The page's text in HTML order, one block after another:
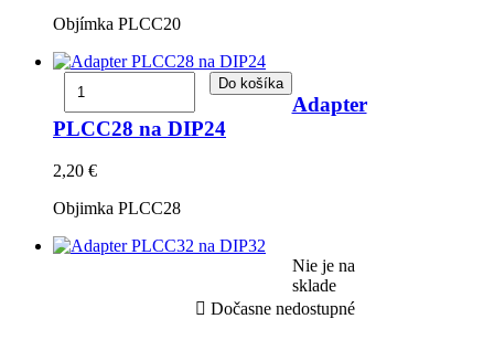
Objímka PLCC20
Do košíka
Adapter
PLCC28 na DIP24
2,20 €
Objimka PLCC28
Nie je na
sklade
 Dočasne nedostupné